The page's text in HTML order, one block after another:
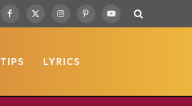
Facebook
X
InstagramPinterestYouTube
TIPS LYRICS